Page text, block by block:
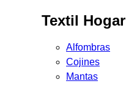
Textil Hogar
Alfombras
Cojines
Mantas